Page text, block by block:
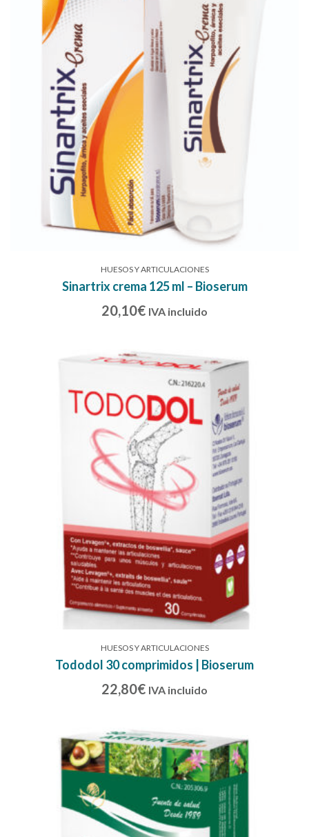
HUESOS Y ARTICULACIONES
Sinartrix crema 125 ml – Bioserum
20,10€ IVA incluido
HUESOS Y ARTICULACIONES
Tododol 30 comprimidos | Bioserum
22,80€ IVA incluido